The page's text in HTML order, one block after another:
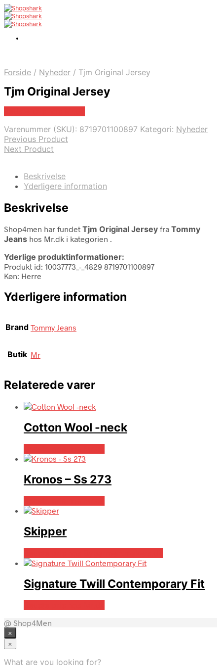
Forside / Nyheder / Tjm Original Jersey
Tjm Original Jersey
Varenummer (SKU): 8719701100897 Kategori: Nyheder
Previous Product
Next Product
Beskrivelse
Yderligere information
Beskrivelse
Shop4men har fundet Tjm Original Jersey fra Tommy
Jeans hos Mr.dk i kategorien .
Yderlige produktinformationer:
Produkt id: 10037773_-_4829 8719701100897
Køn: Herre
Yderligere information
Brand Tommy Jeans
Butik Mr
Relaterede varer
Cotton Wool -neck
Kronos – Ss 273
Skipper
Signature Twill Contemporary Fit
@ Shop4Men
×
×
What are you looking for?